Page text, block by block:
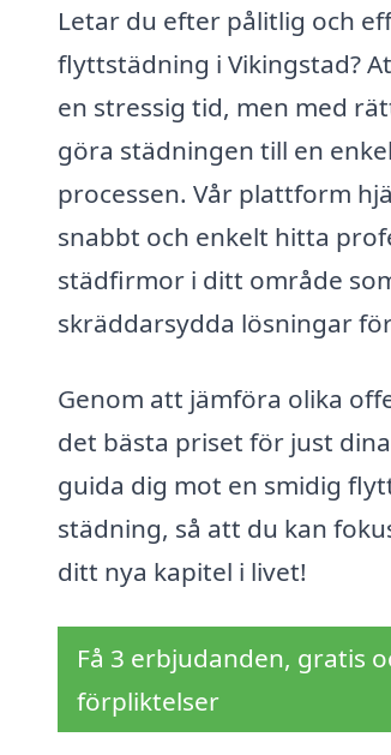
Letar du efter pålitlig och
flyttstädning i Vikingstad?
en stressig tid, men med
göra städningen till en
processen. Vår plattform
snabbt och enkelt hitta
städfirmor i ditt område
skräddarsydda lösningar
Genom att jämföra olika
det bästa priset för just
guida dig mot en smidig
städning, så att du kan
ditt nya kapitel i livet!
Få 3 erbjudanden, gratis
förpliktelser